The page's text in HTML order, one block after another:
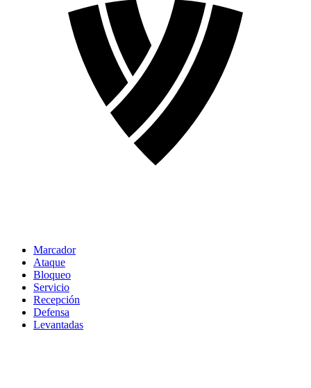
Marcador
Ataque
Bloqueo
Servicio
Recepción
Defensa
Levantadas